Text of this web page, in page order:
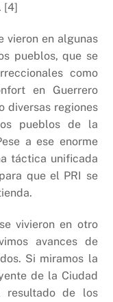
[4]
vieron en algunas
pueblos, que se
como
en Guerrero
diversas regiones
pueblos de la
a ese enorme
táctica unificada
que el PRI se
vivieron en otro
avances de
Si miramos la
de la Ciudad
resultado de los